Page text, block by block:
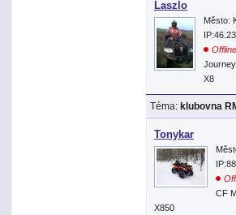
Laszlo
Město:
Offline
X8
Téma: klubovna
Tonykar
CF
X850